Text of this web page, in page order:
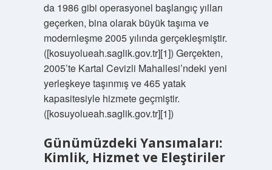
da 1986 gibi operasyonel başlangıç yılları
geçerken, bina olarak büyük taşıma ve
modernleşme 2005 yılında gerçekleşmiştir.
([kosuyolueah.saglik.gov.tr][1]) Gerçekten,
2005’te Kartal Cevizli Mahallesi’ndeki yeni
yerleşkeye taşınmış ve 465 yatak
kapasitesiyle hizmete geçmiştir.
([kosuyolueah.saglik.gov.tr][1])
Günümüzdeki Yansımaları:
Kimlik, Hizmet ve Eleştiriler